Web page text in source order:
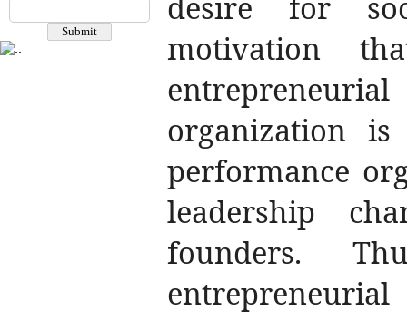
motivation
organization
performance
leadership
founders.